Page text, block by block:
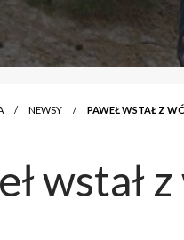
NEWSY PAWEŁ WSTAŁ Z
wstał